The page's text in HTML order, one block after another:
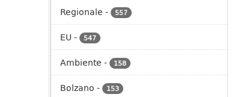
Regionale - 557
EU - 547
Ambiente - 158
Bolzano - 153